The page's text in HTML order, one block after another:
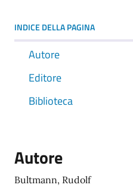
INDICE DELLA PAGINA
Autore
Editore
Biblioteca
Autore
Bultmann, Rudolf